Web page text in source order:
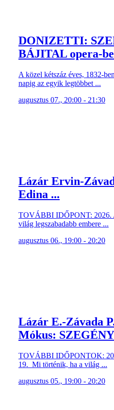
DONIZETTI:
BÁJITAL opera-
A közel kétszáz éves, 1832-
napig az egyik legtöbbet ...
augusztus 07., 20:00 - 21:30
Lázár Ervin-
Edina ...
TOVÁBBI IDŐPONT: 2026.
világ legszabadabb embere ...
augusztus 06., 19:00 - 20:20
Lázár E.-Závada
Mókus:
TOVÁBBI IDŐPONTOK:
19. Mi történik, ha a világ ...
augusztus 05., 19:00 - 20:20